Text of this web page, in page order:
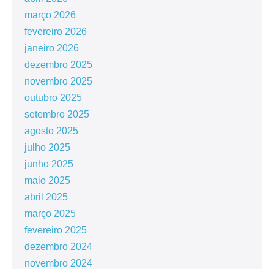
março 2026
fevereiro 2026
janeiro 2026
dezembro 2025
novembro 2025
outubro 2025
setembro 2025
agosto 2025
julho 2025
junho 2025
maio 2025
abril 2025
março 2025
fevereiro 2025
dezembro 2024
novembro 2024